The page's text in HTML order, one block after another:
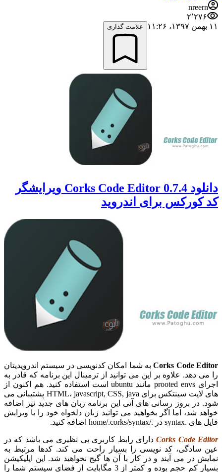
nreern
۲٬۲۷۶
۱۱ بهمن ۱۳۹۷،‏ ۱۱:۲۶
علامت گذاری
دانلود Corks Code Editor 0.7.4 ویرایشگر
کد کورکس برای اندروید
Corks Code Editorبه شما امکان کدنویسی در سیستم اندرویدیتان
را می دهد. علاوه بر این می توانید از ترمینال این برنامه که قادر به
اجرای prooted envs مانند ubuntu است استفاده کنید. هم اکنون از
های لایت سینتکس برای HTML، jаvascript, CSS, java پشتیبانی می
شود. در بروز رسانی های آتی این برنامه زبان های جدید نیز اضافه
خواهد شد، اما اگر بخواهید می توانید زبان دلخواه خود را با ویرایش
فایل های .syntax در ./home/.corks/syntax اضافه کنید.
Corks Code Editorدارای رابط کاربری بی نظیری می باشد که در
عین سادگی، کد نویسی را بسیار راحت می کند. کدها مرتبط به
نمایش در می آیند و در کار با آن ها گیج نخواهید شد. این اپلیکیشن
بسیار کم حجم بوده و کمتر از 3 مگابایت از فضای سیستم شما را